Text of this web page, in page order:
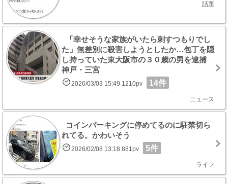
話題
「幸せそうな家族がいたら刺すつもりでし
た」無差別に殺害しようとしたか…包丁を隠
し持っていた東大阪市の３０歳の男を逮捕
神戸・三宮
2026/03/03 15:49 1210pv 14件
ニュース
コインパーキングに停めてるのに駐禁切ら
れてる。かわいそう
2026/02/08 13:18 881pv 5件
ライフ